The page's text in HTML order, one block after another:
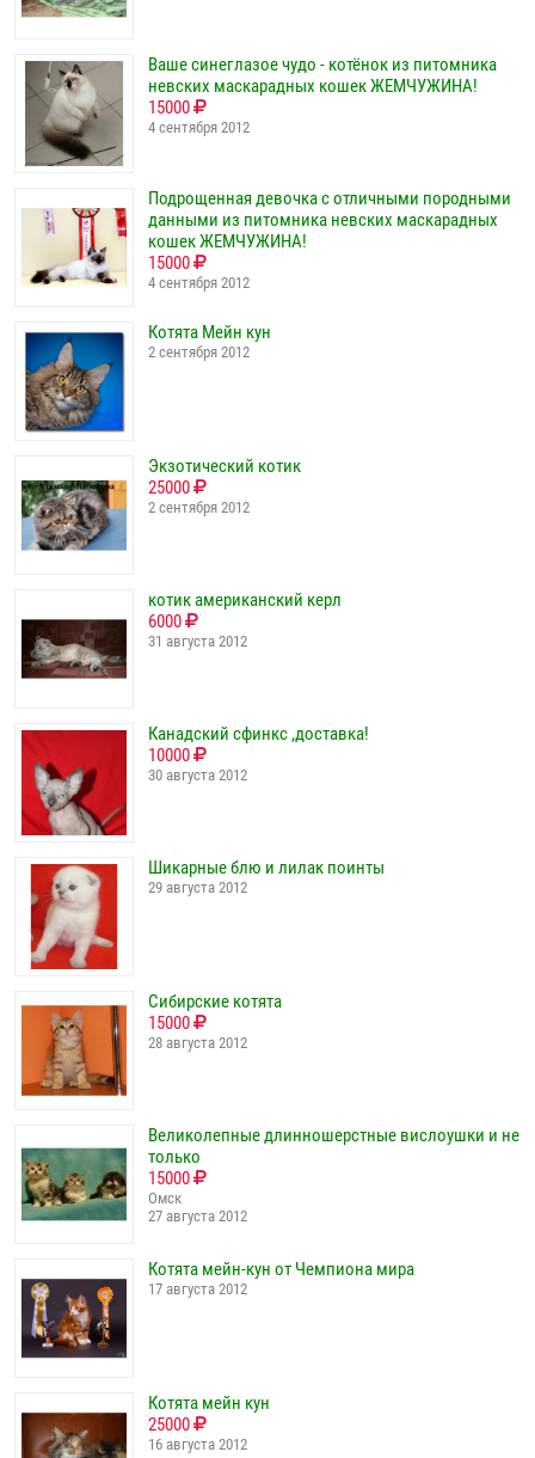
Ваше синеглазое чудо - котёнок из питомника
невских маскарадных кошек ЖЕМЧУЖИНА!
15000
4 сентября 2012
Подрощенная девочка с отличными породными
данными из питомника невских маскарадных
кошек ЖЕМЧУЖИНА!
15000
4 сентября 2012
Котята Мейн кун
2 сентября 2012
Экзотический котик
25000
2 сентября 2012
котик американский керл
6000
31 августа 2012
Канадский сфинкс ,доставка!
10000
30 августа 2012
Шикарные блю и лилак поинты
29 августа 2012
Сибирские котята
15000
28 августа 2012
Великолепные длинношерстные вислоушки и не
только
15000
Омск
27 августа 2012
Котята мейн-кун от Чемпиона мира
17 августа 2012
Котята мейн кун
25000
16 августа 2012